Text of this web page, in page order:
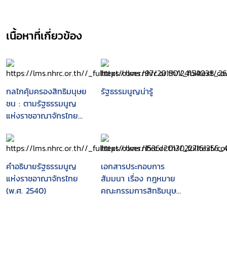
เนื้อหาที่เกี่ยวข้อง
กลไกคุ้มครองสิทธิมนุษย
ชน : ตามรัฐธรรมนูญ
แห่งราชอาณาจักรไทย
รัฐธรรมนูญน่ารู้
คำอธิบายรัฐธรรมนูญ
แห่งราชอาณาจักรไทย
(พ.ศ. 2540)
เอกสารประกอบการ
สัมมนา เรื่อง กฎหมาย
คณะกรรมการสิทธิมนุษย